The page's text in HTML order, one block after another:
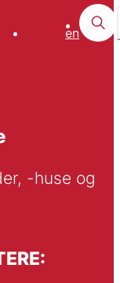
en
-huse og